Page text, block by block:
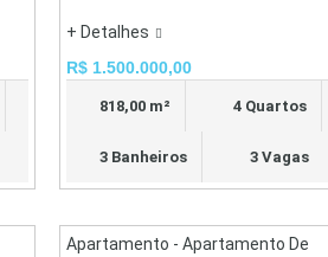
+ Detalhes
R$ 1.500.000,00
818,00 m² 4 Quartos
3 Banheiros 3 Vagas
Apartamento - Apartamento De